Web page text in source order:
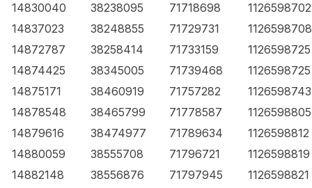
14830040
38238095 71718698
1126598702
14837023
38248855 71729731
1126598708
14872787
38258414 71733159
1126598725
14874425
38345005 71739468
1126598725
14875171
38460919 71757282
1126598743
14878548
38465799 71778587
1126598805
14879616
38474977 71789634
1126598812
14880059
38555708 71796721
1126598819
14882148
38556876 71797945
1126598821